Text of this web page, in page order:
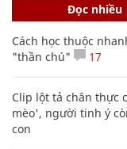
Đọc nhiều
Cách học thuộc
"thần chú"
17
Clip lột tả chân thực
mèo', người tinh ý
con